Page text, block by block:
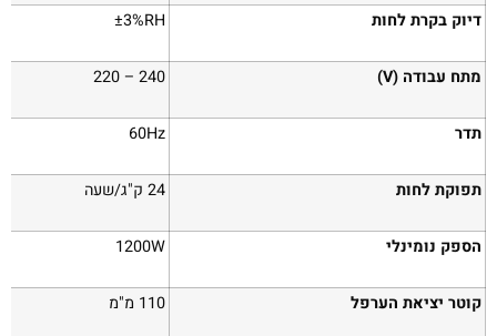
דיוק בקרת לחות ±3%RH
מתח עבודה (V) 240 – 220
תדר 60Hz
תפוקת לחות 24 ק"ג/שעה
הספק נומינלי 1200W
קוטר יציאת הערפל 110 מ"מ